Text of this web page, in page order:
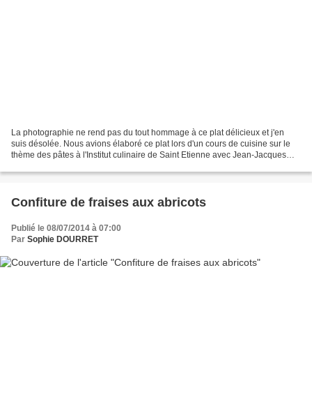
La photographie ne rend pas du tout hommage à ce plat délicieux et j'en
suis désolée. Nous avions élaboré ce plat lors d'un cours de cuisine sur le
thème des pâtes à l'Institut culinaire de Saint Etienne avec Jean-Jacques
Confiture de fraises aux abricots
Publié le 08/07/2014 à 07:00
Par Sophie DOURRET